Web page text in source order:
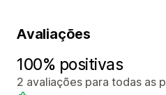
Avaliações
100% positivas
2 avaliações para todas as